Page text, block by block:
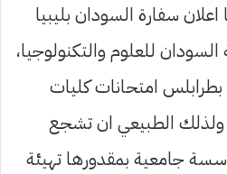
سفارة السودان بليبيا
للعلوم والتكنولوجيا،
بطرابلس امتحانات كليات
الطبيعي ان تشجع
جامعية بمقدورها تهيئة